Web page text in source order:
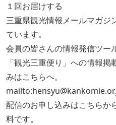
１回お届けする
三重県観光情報メールマガジ
ています。
会員の皆さんの情報発信ツー
「観光三重便り」への情報
みはこちらへ。
配信のお申し込みはこちらか
料です。